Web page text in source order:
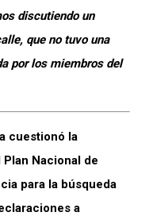
discutiendo un
que no tuvo una
por los miembros del
cuestionó la
Nacional de
para la búsqueda
a